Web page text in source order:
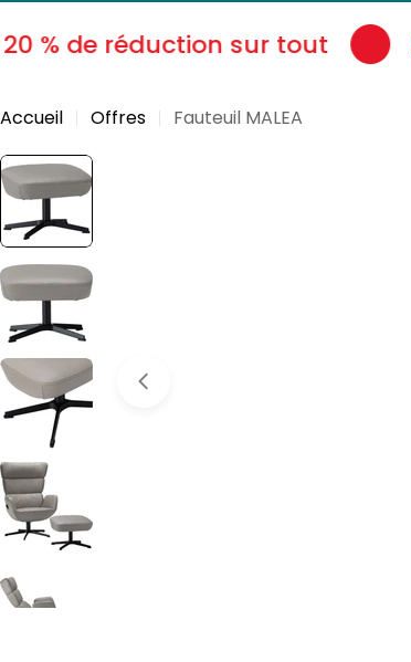
% de réduction sur tout
Accueil Offres Fauteuil MALEA